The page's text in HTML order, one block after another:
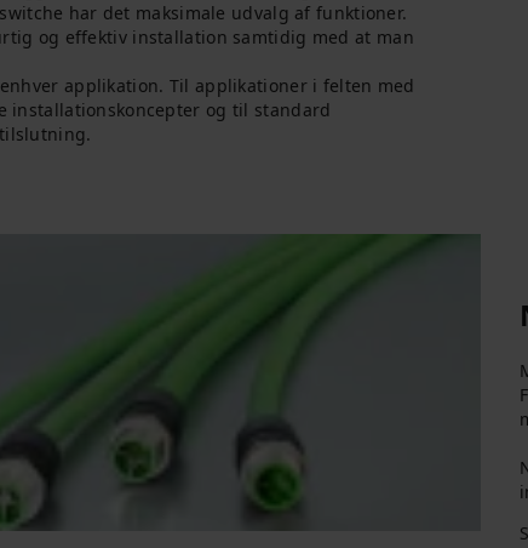
har det maksimale udvalg af funktioner.
og effektiv installation samtidig med at man
applikation. Til applikationer i felten med
og til standard